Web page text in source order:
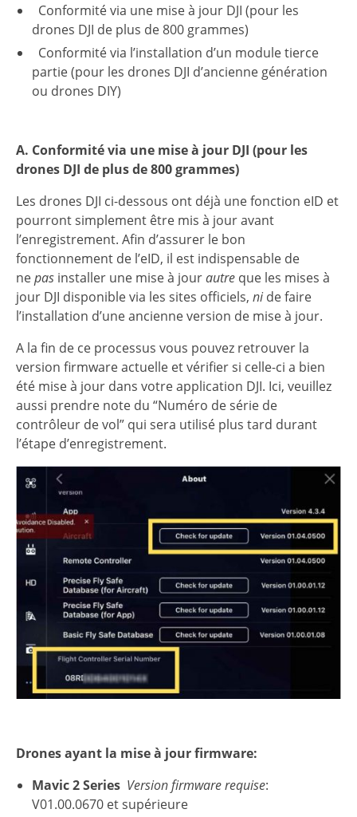
Conformité via une mise à jour DJI (pour les
drones DJI de plus de 800 grammes)
Conformité via l’installation d’un module tierce
partie (pour les drones DJI d’ancienne génération
ou drones DIY)
A. Conformité via une mise à jour DJI (pour les
drones DJI de plus de 800 grammes)
Les drones DJI ci-dessous ont déjà une fonction eID et
pourront simplement être mis à jour avant
l’enregistrement. Afin d’assurer le bon
fonctionnement de l’eID, il est indispensable de
nepas installer une mise à jourautre que les mises à
jour DJI disponible via les sites officiels, nide faire
l’installation d’une ancienne version de mise à jour.
A la fin de ce processus vous pouvez retrouver la
version firmware actuelle et vérifier si celle-ci a bien
été mise à jour dans votre application DJI. Ici, veuillez
aussi prendre note du “Numéro de série de
contrôleur de vol” qui sera utilisé plus tard durant
l’étape d’enregistrement.
Drones ayant la mise à jour firmware:
Mavic 2 Series Version firmware requise:
V01.00.0670 et supérieure